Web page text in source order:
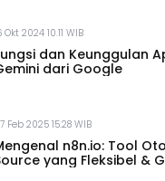
Okt 2024 10.11 WIB
dan Keunggulan
dari Google
Feb 2025 15.28 WIB
n8n.io: Tool
yang Fleksibel &